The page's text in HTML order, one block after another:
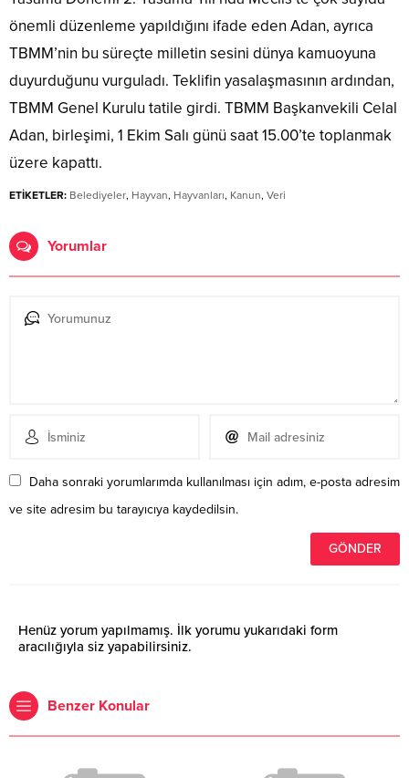
önemli düzenleme yapıldığını ifade eden Adan, ayrıca
TBMM’nin bu süreçte milletin sesini dünya kamuoyuna
duyurduğunu vurguladı. Teklifin yasalaşmasının ardından,
TBMM Genel Kurulu tatile girdi. TBMM Başkanvekili Celal
Adan, birleşimi, 1 Ekim Salı günü saat 15.00’te toplanmak
üzere kapattı.
ETİKETLER: Belediyeler, Hayvan, Hayvanları, Kanun, Veri
Yorumlar
Daha sonraki yorumlarımda kullanılması için adım, e-posta adresim
ve site adresim bu tarayıcıya kaydedilsin.
Henüz yorum yapılmamış. İlk yorumu yukarıdaki form
aracılığıyla siz yapabilirsiniz.
Benzer Konular